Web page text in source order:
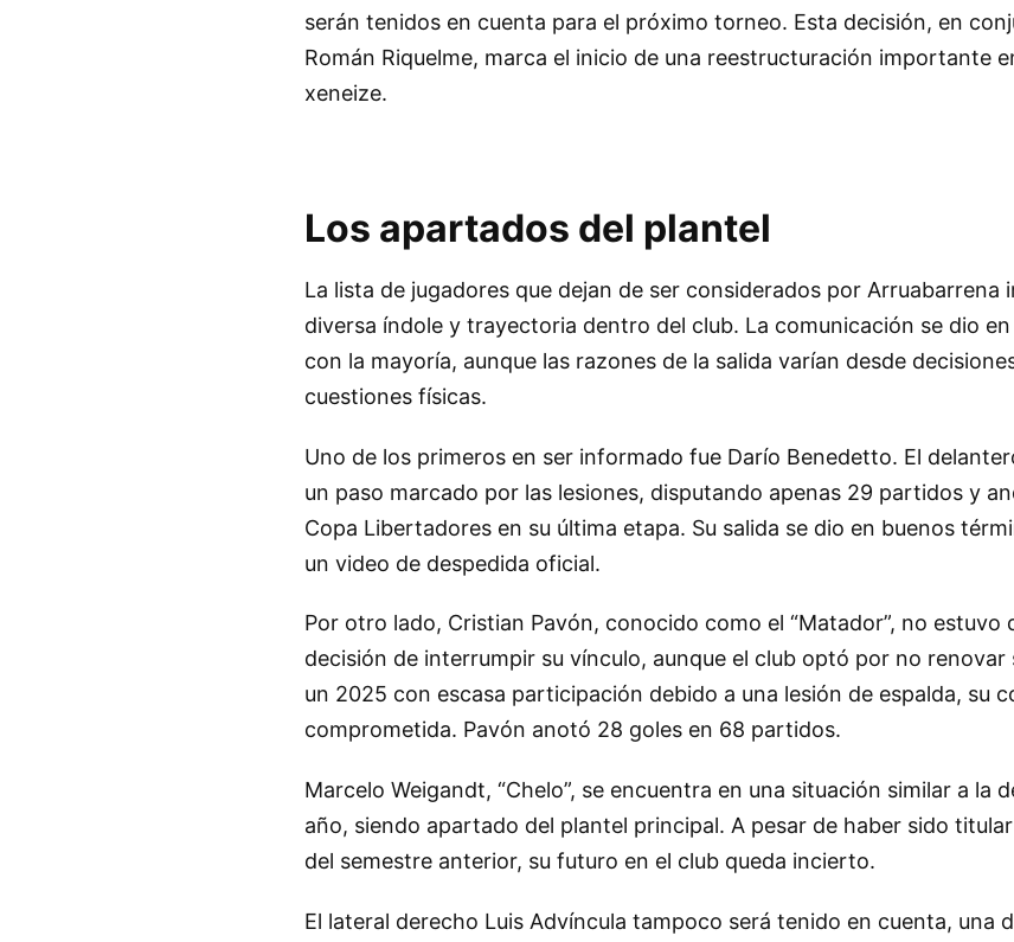
serán tenidos en cuenta para el próximo torneo. Esta decisión, en
Román Riquelme, marca el inicio de una reestructuración importante
xeneize.
Los apartados del plantel
La lista de jugadores que dejan de ser considerados por Arruabarrena
diversa índole y trayectoria dentro del club. La comunicación se dio
con la mayoría, aunque las razones de la salida varían desde
cuestiones físicas.
Uno de los primeros en ser informado fue Darío Benedetto. El
un paso marcado por las lesiones, disputando apenas 29 partidos y
Copa Libertadores en su última etapa. Su salida se dio en buenos
un video de despedida oficial.
Por otro lado, Cristian Pavón, conocido como el “Matador”, no estuvo
decisión de interrumpir su vínculo, aunque el club optó por no
un 2025 con escasa participación debido a una lesión de espalda, su
comprometida. Pavón anotó 28 goles en 68 partidos.
Marcelo Weigandt, “Chelo”, se encuentra en una situación similar a la
año, siendo apartado del plantel principal. A pesar de haber sido
del semestre anterior, su futuro en el club queda incierto.
El lateral derecho Luis Advíncula tampoco será tenido en cuenta, una